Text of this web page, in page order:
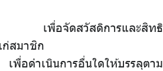
พื่อจัดสวัสดิการและสิทธิ
สมาชิก
พื่อดำเนินการอื่นใดให้บรรลุตาม